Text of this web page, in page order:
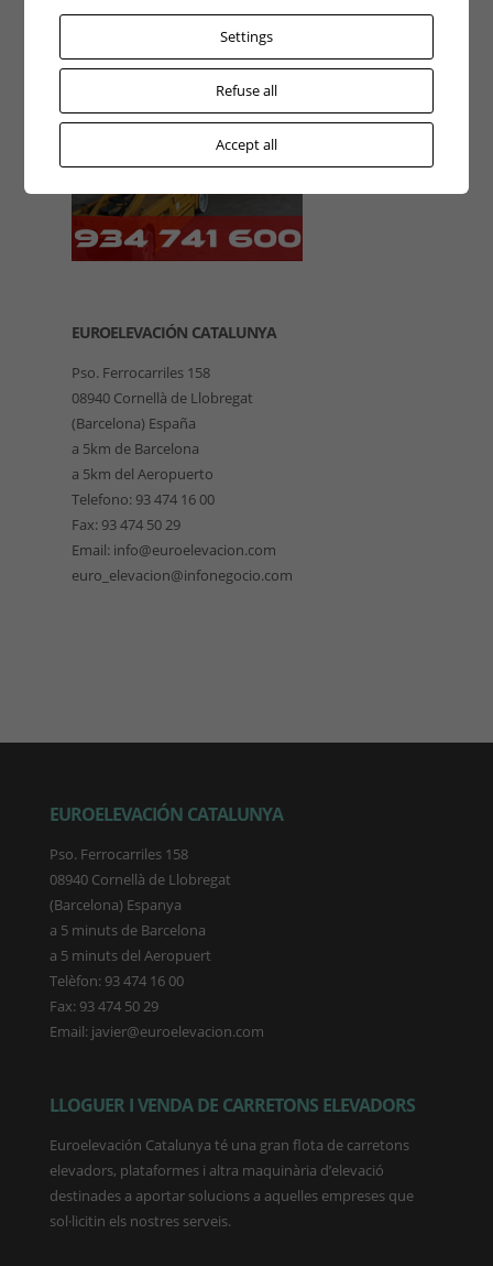
EUROELEVACIÓN CATALUNYA
Pso. Ferrocarriles 158
08940 Cornellà de Llobregat
(Barcelona) España
a 5km de Barcelona
a 5km del Aeropuerto
Telefono: 93 474 16 00
Fax: 93 474 50 29
Email: info@euroelevacion.com
euro_elevacion@infonegocio.com
EUROELEVACIÓN CATALUNYA
Pso. Ferrocarriles 158
08940 Cornellà de Llobregat
(Barcelona) Espanya
a 5 minuts de Barcelona
a 5 minuts del Aeropuert
Telèfon: 93 474 16 00
Fax: 93 474 50 29
Email: javier@euroelevacion.com
LLOGUER I VENDA DE CARRETONS ELEVADORS
Euroelevación Catalunya té una gran flota de carretons
elevadors, plataformes i altra maquinària d’elevació
destinades a aportar solucions a aquelles empreses que
sol·licitin els nostres serveis.
Settings
Refuse all
Accept all